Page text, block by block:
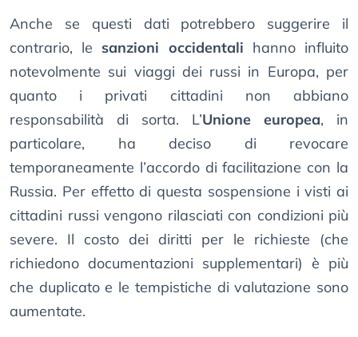
Anche se questi dati potrebbero suggerire il
contrario, le sanzioni occidentali hanno influito
notevolmente sui viaggi dei russi in Europa, per
quanto i privati cittadini non abbiano
responsabilità di sorta. L’Unione europea, in
particolare, ha deciso di revocare
temporaneamente l’accordo di facilitazione con la
Russia. Per effetto di questa sospensione i visti ai
cittadini russi vengono rilasciati con condizioni più
severe. Il costo dei diritti per le richieste (che
richiedono documentazioni supplementari) è più
che duplicato e le tempistiche di valutazione sono
aumentate.